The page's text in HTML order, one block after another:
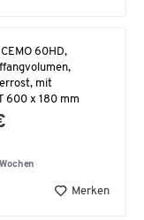
60HD,
mit
600 x 180 mm
Merken